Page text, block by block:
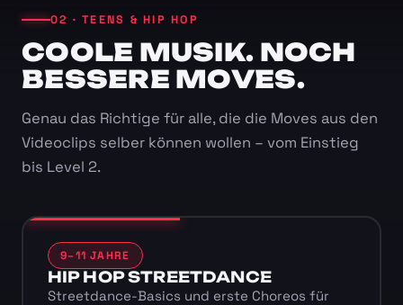
02 · TEENS & HIP HOP
COOLE MUSIK. NOCH
BESSERE MOVES.
Genau das Richtige für alle, die die Moves aus den
Videoclips selber können wollen – vom Einstieg
bis Level 2.
9–11 JAHRE
HIP HOP STREETDANCE
Streetdance-Basics und erste Choreos für